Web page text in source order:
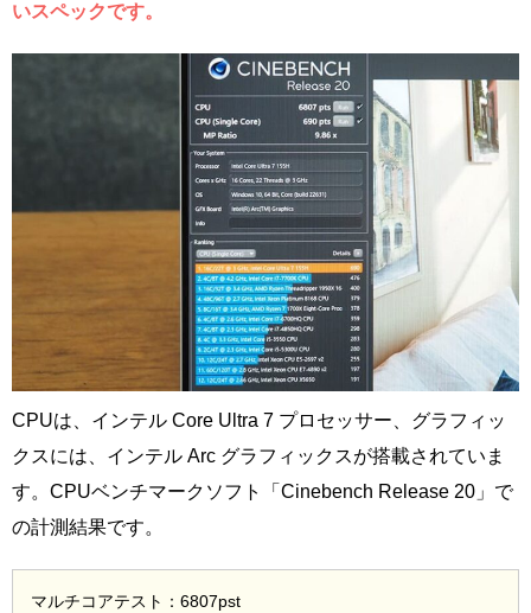
いスペックです。
CPUは、インテル Core Ultra 7 プロセッサー、グラフィッ
クスには、インテル Arc グラフィックスが搭載されていま
す。CPUベンチマークソフト「Cinebench Release 20」で
の計測結果です。
マルチコアテスト：6807pst